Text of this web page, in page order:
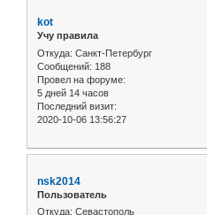
kot
Учу правила
Откуда: Санкт-Петербург
Сообщений: 188
Провел на форуме:
5 дней 14 часов
Последний визит:
2020-10-06 13:56:27
nsk2014
Пользователь
Откуда: Севастополь